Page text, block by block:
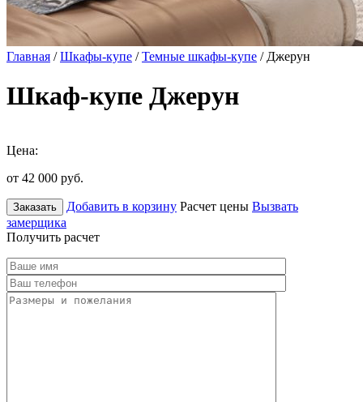
Главная /Шкафы-купе /Темные шкафы-купе / Джерун
Шкаф-купе Джерун
Цена:
от 42 000 руб.
Заказать Добавить в корзину Расчет цены Вызвать
замерщика
Получить расчет